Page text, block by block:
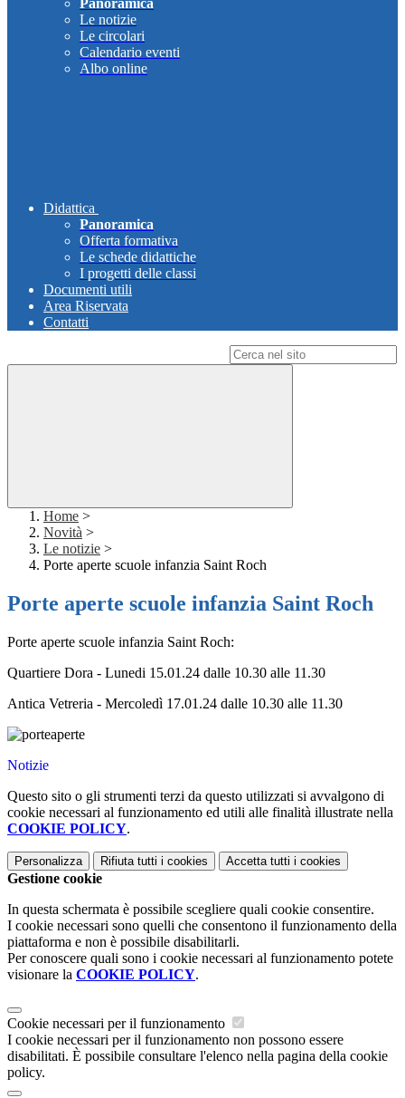
Panoramica
Le notizie
Le circolari
Calendario eventi
Albo online
Didattica
Panoramica
Offerta formativa
Le schede didattiche
I progetti delle classi
Documenti utili
Area Riservata
Contatti
Home >
Novità >
Le notizie >
Porte aperte scuole infanzia Saint Roch
Porte aperte scuole infanzia Saint Roch
Porte aperte scuole infanzia Saint Roch:
Quartiere Dora - Lunedi 15.01.24 dalle 10.30 alle 11.30
Antica Vetreria - Mercoledì 17.01.24 dalle 10.30 alle 11.30
Notizie
Questo sito o gli strumenti terzi da questo utilizzati si avvalgono di
cookie necessari al funzionamento ed utili alle finalità illustrate nella
COOKIE POLICY.
Personalizza Rifiuta tutti i cookies Accetta tutti i cookies
Gestione cookie
In questa schermata è possibile scegliere quali cookie consentire.
I cookie necessari sono quelli che consentono il funzionamento della
piattaforma e non è possibile disabilitarli.
Per conoscere quali sono i cookie necessari al funzionamento potete
visionare la COOKIE POLICY.
Cookie necessari per il funzionamento
I cookie necessari per il funzionamento non possono essere
disabilitati. È possibile consultare l'elenco nella pagina della cookie
policy.